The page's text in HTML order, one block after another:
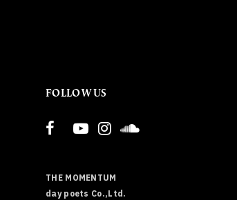
FOLLOW US
THE MOMENTUM
day poets Co.,Ltd.